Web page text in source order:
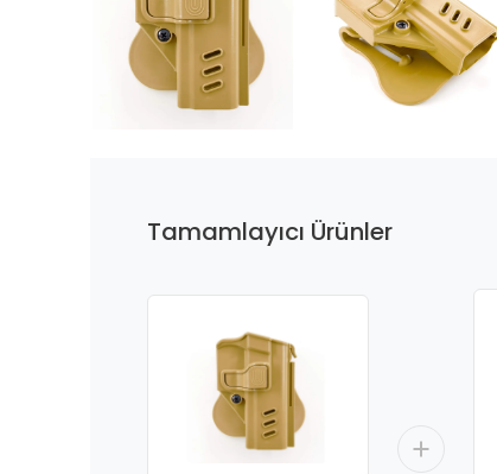
Tamamlayıcı Ürünler